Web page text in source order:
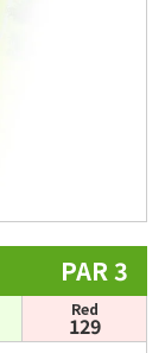
PAR 3
Red
129